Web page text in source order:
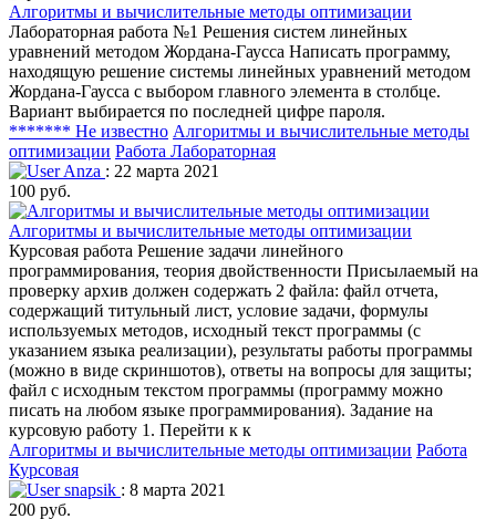
Алгоритмы и вычислительные методы оптимизации
Лабораторная работа №1 Решения систем линейных
уравнений методом Жордана-Гаусса Написать программу,
находящую решение системы линейных уравнений методом
Жордана-Гаусса с выбором главного элемента в столбце.
Вариант выбирается по последней цифре пароля.
******* Не известно Алгоритмы и вычислительные методы
оптимизации Работа Лабораторная
Anza : 22 марта 2021
100 руб.
Алгоритмы и вычислительные методы оптимизации
Курсовая работа Решение задачи линейного
программирования, теория двойственности Присылаемый на
проверку архив должен содержать 2 файла: файл отчета,
содержащий титульный лист, условие задачи, формулы
используемых методов, исходный текст программы (с
указанием языка реализации), результаты работы программы
(можно в виде скриншотов), ответы на вопросы для защиты;
файл с исходным текстом программы (программу можно
писать на любом языке программирования). Задание на
курсовую работу 1. Перейти к к
Алгоритмы и вычислительные методы оптимизации Работа
Курсовая
snapsik : 8 марта 2021
200 руб.